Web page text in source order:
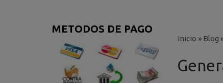
METODOS DE PAGO
Inicio » Blog